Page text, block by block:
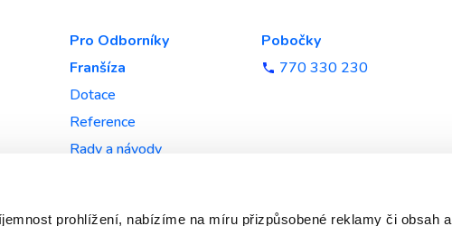
prohlížení, nabízíme na míru přizpůsobené reklamy či obsah a
Pro Odborníky
Franšíza
Dotace
Reference
Rady a návody
Pobočky
770 330 230